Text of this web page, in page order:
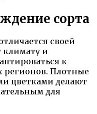
сорта
своей
климату и
к
регионов. Плотные
цветками делают
для